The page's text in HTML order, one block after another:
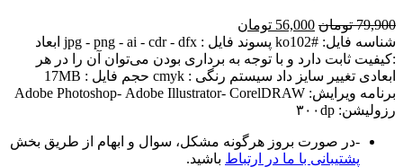
79,900 تومان قیمت
اصلی:
79,900 تومان
بود.
56,000 تومانقیمت
فعلی:
56,000 تومان.
شناسه فایل: #ko102 پسوند فایل : jpg - png - ai - cdr - dfx ابعاد
:کیفیت ثابت دارد و با توجه به برداری بودن می‌توان آن را در هر
ابعادی تغییر سایز داد سیستم رنگی : cmyk حجم فایل : 17MB
برنامه ویرایش: Adobe Photoshop- Adobe Illustrator- CorelDRAW
رزولیشن: ۳۰۰dp
-در صورت بروز هرگونه مشکل، سوال و ابهام از طریق بخش
پشتیبانی با ما در ارتباطباشید.